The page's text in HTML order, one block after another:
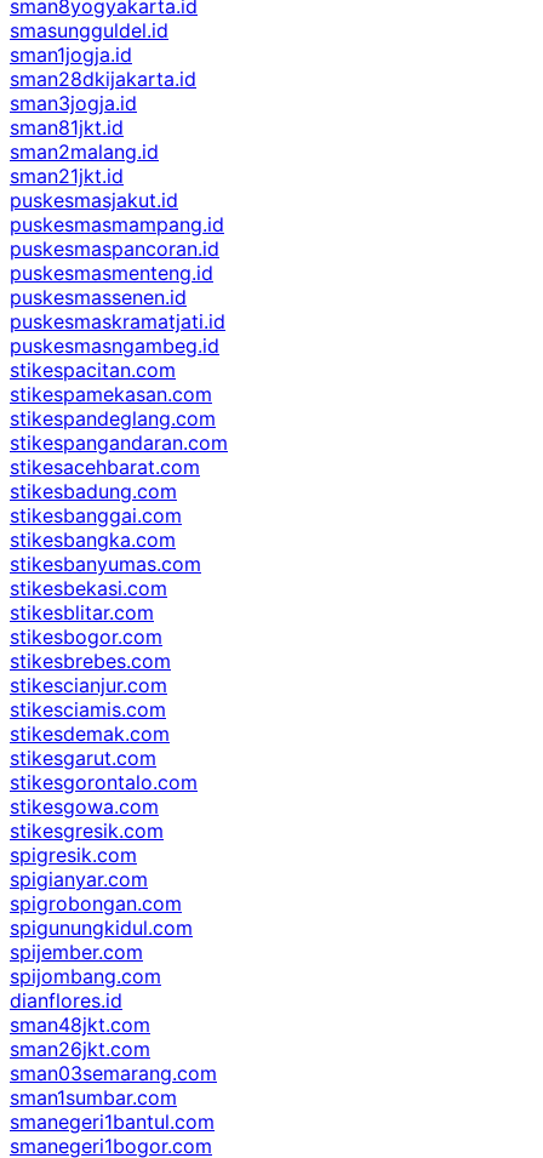
sman8yogyakarta.id
smasungguldel.id
sman1jogja.id
sman28dkijakarta.id
sman3jogja.id
sman81jkt.id
sman2malang.id
sman21jkt.id
puskesmasjakut.id
puskesmasmampang.id
puskesmaspancoran.id
puskesmasmenteng.id
puskesmassenen.id
puskesmaskramatjati.id
puskesmasngambeg.id
stikespacitan.com
stikespamekasan.com
stikespandeglang.com
stikespangandaran.com
stikesacehbarat.com
stikesbadung.com
stikesbanggai.com
stikesbangka.com
stikesbanyumas.com
stikesbekasi.com
stikesblitar.com
stikesbogor.com
stikesbrebes.com
stikescianjur.com
stikesciamis.com
stikesdemak.com
stikesgarut.com
stikesgorontalo.com
stikesgowa.com
stikesgresik.com
spigresik.com
spigianyar.com
spigrobongan.com
spigunungkidul.com
spijember.com
spijombang.com
dianflores.id
sman48jkt.com
sman26jkt.com
sman03semarang.com
sman1sumbar.com
smanegeri1bantul.com
smanegeri1bogor.com